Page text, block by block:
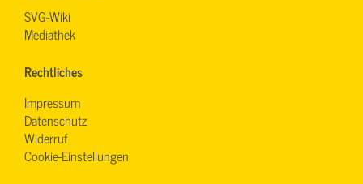
SVG-Wiki
Mediathek
Rechtliches
Impressum
Datenschutz
Widerruf
Cookie-Einstellungen